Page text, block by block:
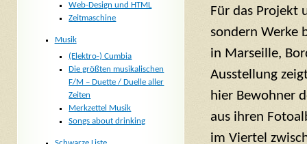
Für das Projekt
sondern Werke
in Marseille,
Ausstellung
hier Bewohner
aus ihren
im Viertel
Web-Design und HTML
Zeitmaschine
Musik
(Elektro-) Cumbia
Die größten musikalischen
F/M – Duette / Duelle aller
Zeiten
Merkzettel Musik
Songs about drinking